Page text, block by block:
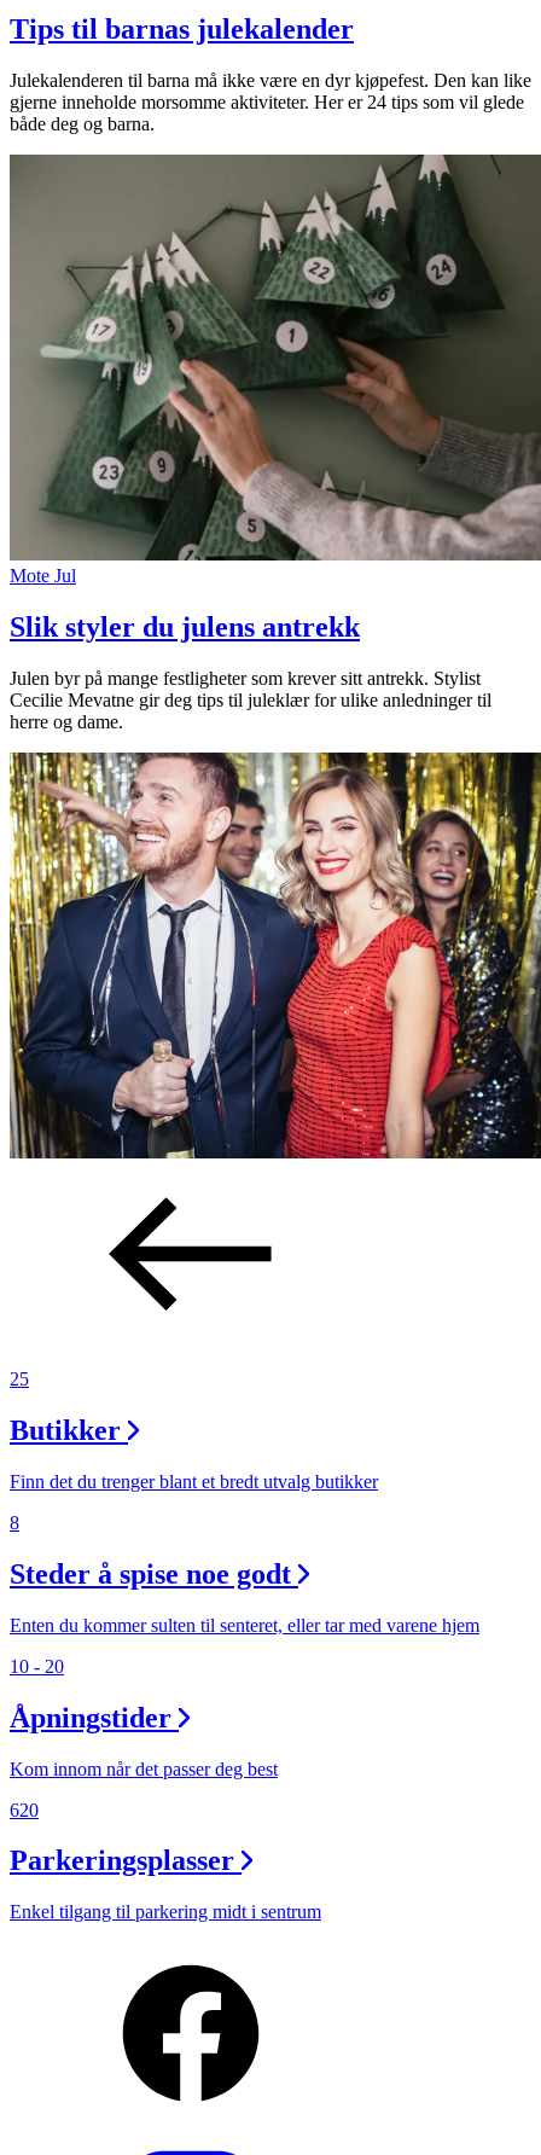
Tips til barnas julekalender
Julekalenderen til barna må ikke være en dyr kjøpefest. Den kan like
gjerne inneholde morsomme aktiviteter. Her er 24 tips som vil glede
både deg og barna.
Mote Jul
Slik styler du julens antrekk
Julen byr på mange festligheter som krever sitt antrekk. Stylist
Cecilie Mevatne gir deg tips til juleklær for ulike anledninger til
herre og dame.
25
Butikker
Finn det du trenger blant et bredt utvalg butikker
8
Steder å spise noe godt
Enten du kommer sulten til senteret, eller tar med varene hjem
10 - 20
Åpningstider
Kom innom når det passer deg best
620
Parkeringsplasser
Enkel tilgang til parkering midt i sentrum